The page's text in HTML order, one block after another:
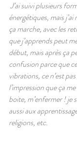
énergétiques, mais
ça marche, avec les
que j’apprends peut
début, mais après ça
confusion parce que
vibrations, ce n’est
l’impression que ça
boite, m’enfermer ! je
aussi aux
religions, etc.